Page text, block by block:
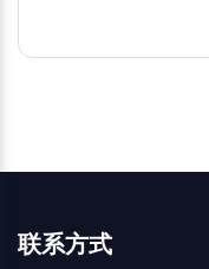
联系方式